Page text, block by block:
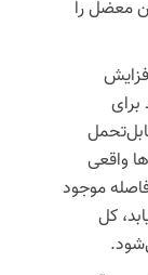
معضلرا
واقعی
فاصله موجود
کل